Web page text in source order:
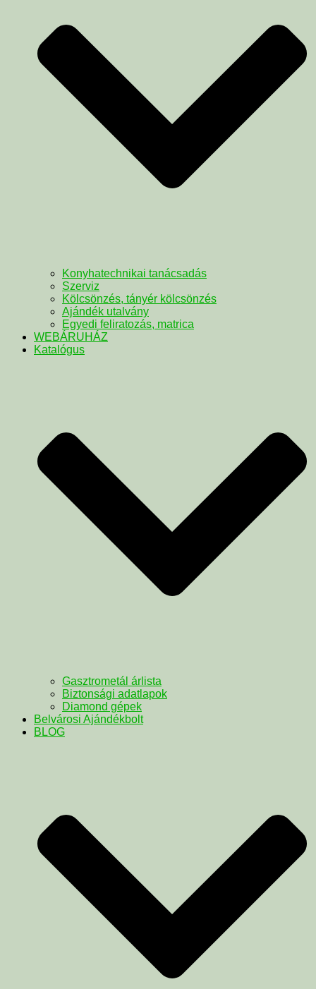
Konyhatechnikai tanácsadás
Szerviz
Kölcsönzés, tányér kölcsönzés
Ajándék utalvány
Egyedi feliratozás, matrica
WEBÁRUHÁZ
Katalógus
Gasztrometál árlista
Biztonsági adatlapok
Diamond gépek
Belvárosi Ajándékbolt
BLOG